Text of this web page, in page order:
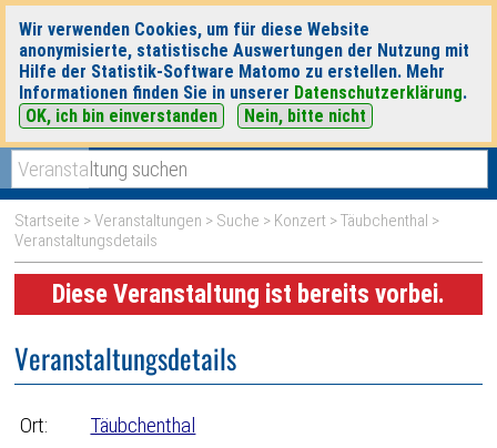
Wir verwenden Cookies, um für diese Website
anonymisierte, statistische Auswertungen der Nutzung mit
Hilfe der Statistik-Software Matomo zu erstellen. Mehr
Informationen finden Sie in unserer Datenschutzerklärung.
OK, ich bin einverstanden
Nein, bitte nicht
heute|morgen|
Startseite >Veranstaltungen > Suche > Konzert >Täubchenthal >
Veranstaltungsdetails
Diese Veranstaltung ist bereits vorbei.
Veranstaltungsdetails
Ort:
Täubchenthal